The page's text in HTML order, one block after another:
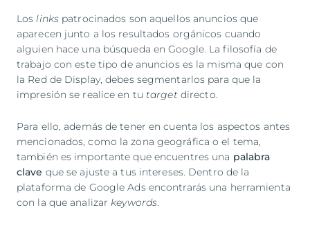
Loslinks patrocinados son aquellos anuncios que
aparecen junto a los resultados orgánicos cuando
alguien hace una búsqueda en Google. La filosofía de
trabajo con este tipo de anuncios es la misma que con
la Red de Display, debes segmentarlos para que la
impresión se realice en tu targetdirecto.
Para ello, además de tener en cuenta los aspectos antes
mencionados, como la zona geográfica o el tema,
también es importante que encuentres una palabra
clave que se ajuste a tus intereses. Dentro de la
plataforma de Google Ads encontrarás una herramienta
con la que analizarkeywords.